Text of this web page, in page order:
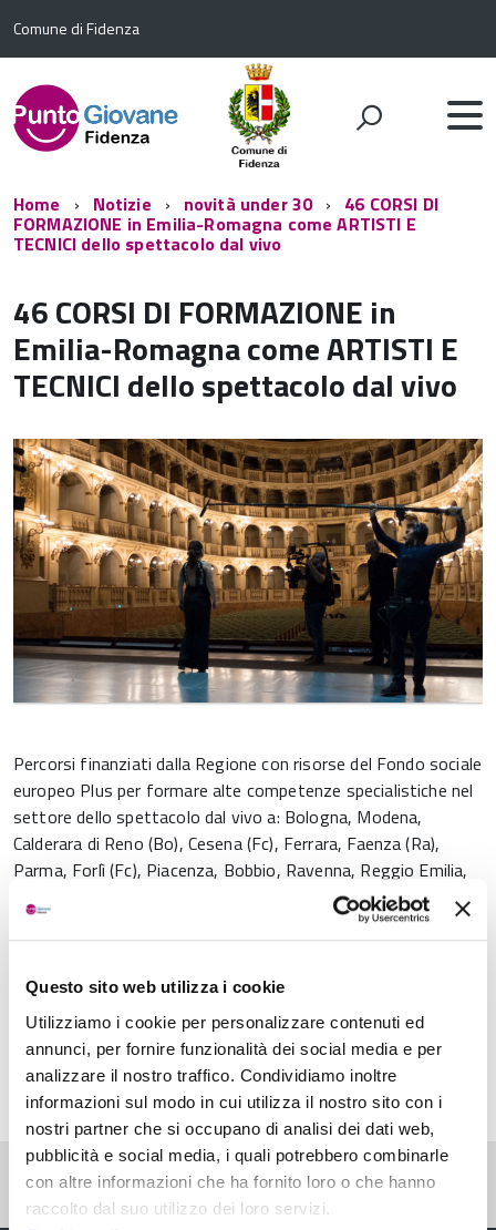
Questo sito web utilizza i cookie
Utilizziamo i cookie per personalizzare contenuti ed
annunci, per fornire funzionalità dei social media e per
analizzare il nostro traffico. Condividiamo inoltre
informazioni sul modo in cui utilizza il nostro sito con i
nostri partner che si occupano di analisi dei dati web,
pubblicità e social media, i quali potrebbero combinarle
con altre informazioni che ha fornito loro o che hanno
raccolto dal suo utilizzo dei loro servizi.
Comune di Fidenza
Home Notizie novità under 30 46 CORSI DI
FORMAZIONE in Emilia-Romagna come ARTISTI E
TECNICI dello spettacolo dal vivo
46 CORSI DI FORMAZIONE in
Emilia-Romagna come ARTISTI E
TECNICI dello spettacolo dal vivo
Percorsi finanziati dalla Regione con risorse del Fondo sociale
europeo Plus per formare alte competenze specialistiche nel
settore dello spettacolo dal vivo a: Bologna, Modena,
Calderara di Reno (Bo), Cesena (Fc), Ferrara, Faenza (Ra),
Parma, Forlì (Fc), Piacenza, Bobbio, Ravenna, Reggio Emilia,
Consulta l’elenco completo con le specifiche dei corsi:QUI
Condividi
Pubblicato: 19 Novembre 2022
—
Ultima modifica: 03 Marzo 2023